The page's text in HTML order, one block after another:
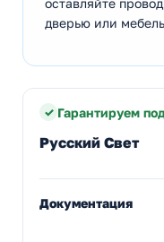
оставляйте
дверью или
Гарантируем
Русский Свет
Документация